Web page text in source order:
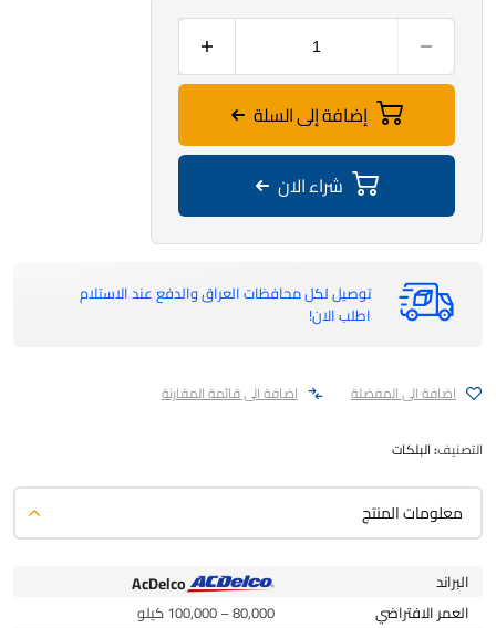
إضافة إلى السلة
شراء الان
توصيل لكل محافظات العراق والدفع عند الاستلام
اطلب الان!
اضافة الى المفضلة اضافة الى قائمة المقارنة
التصنيف:البلكات
معلومات المنتج
البراند AcDelco
العمر الافتراضي
80,000 – 100,000 كيلو